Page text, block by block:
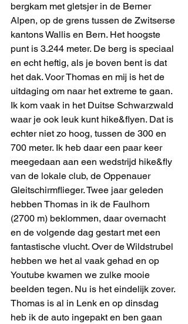
bergkam met gletsjer in de Berner
Alpen, op de grens tussen de Zwitserse
kantons Wallis en Bern. Het hoogste
punt is 3.244 meter. De berg is speciaal
en echt heftig, als je boven bent is dat
het dak. Voor Thomas en mij is het de
uitdaging om naar het extreme te gaan.
Ik kom vaak in het Duitse Schwarzwald
waar je ook leuk kunt hike&flyen. Dat is
echter niet zo hoog, tussen de 300 en
700 meter. Ik heb daar een paar keer
meegedaan aan een wedstrijd hike&fly
van de lokale club, de Oppenauer
Gleitschirmflieger. Twee jaar geleden
hebben Thomas in ik de Faulhorn
(2700 m) beklommen, daar overnacht
en de volgende dag gestart met een
fantastische vlucht. Over de Wildstrubel
hebben we het al vaak gehad en op
Youtube kwamen we zulke mooie
beelden tegen. Nu is het eindelijk zover.
Thomas is al in Lenk en op dinsdag
heb ik de auto ingepakt en ben gaan